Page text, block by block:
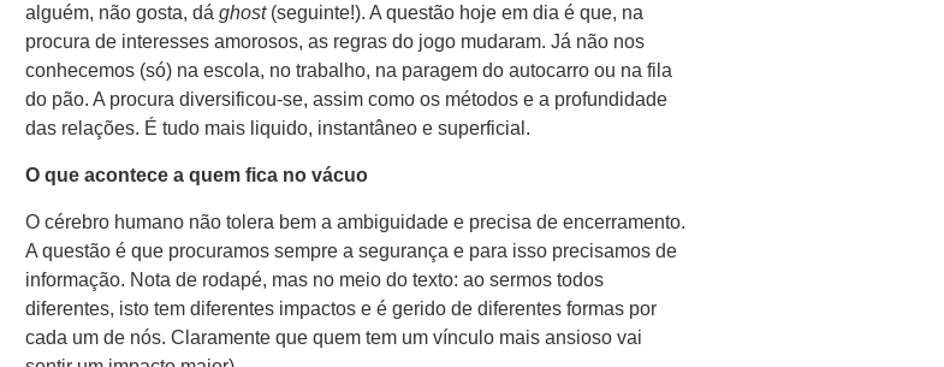
alguém, não gosta, dá ghost (seguinte!). A questão hoje em dia é que, na
procura de interesses amorosos, as regras do jogo mudaram. Já não nos
conhecemos (só) na escola, no trabalho, na paragem do autocarro ou na fila
do pão. A procura diversificou-se, assim como os métodos e a profundidade
das relações. É tudo mais liquido, instantâneo e superficial.
O que acontece a quem fica no vácuo
O cérebro humano não tolera bem a ambiguidade e precisa de encerramento.
A questão é que procuramos sempre a segurança e para isso precisamos de
informação. Nota de rodapé, mas no meio do texto: ao sermos todos
diferentes, isto tem diferentes impactos e é gerido de diferentes formas por
cada um de nós. Claramente que quem tem um vínculo mais ansioso vai